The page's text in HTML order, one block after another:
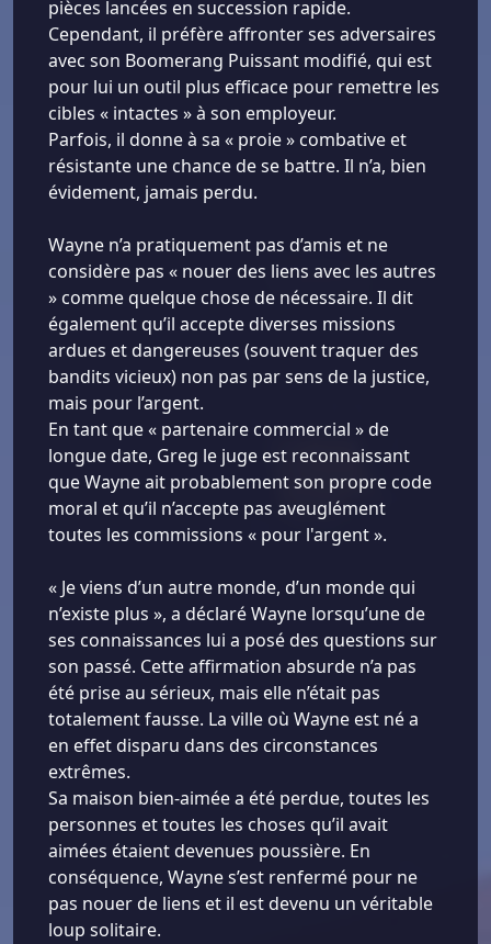
pièces lancées en succession rapide.
Cependant, il préfère affronter ses adversaires
avec son Boomerang Puissant modifié, qui est
pour lui un outil plus efficace pour remettre les
cibles « intactes » à son employeur.
Parfois, il donne à sa « proie » combative et
résistante une chance de se battre. Il n’a, bien
évidement, jamais perdu.
Wayne n’a pratiquement pas d’amis et ne
considère pas « nouer des liens avec les autres
» comme quelque chose de nécessaire. Il dit
également qu’il accepte diverses missions
ardues et dangereuses (souvent traquer des
bandits vicieux) non pas par sens de la justice,
mais pour l’argent.
En tant que « partenaire commercial » de
longue date, Greg le juge est reconnaissant
que Wayne ait probablement son propre code
moral et qu’il n’accepte pas aveuglément
toutes les commissions « pour l'argent ».
« Je viens d’un autre monde, d’un monde qui
n’existe plus », a déclaré Wayne lorsqu’une de
ses connaissances lui a posé des questions sur
son passé. Cette affirmation absurde n’a pas
été prise au sérieux, mais elle n’était pas
totalement fausse. La ville où Wayne est né a
en effet disparu dans des circonstances
extrêmes.
Sa maison bien-aimée a été perdue, toutes les
personnes et toutes les choses qu’il avait
aimées étaient devenues poussière. En
conséquence, Wayne s’est renfermé pour ne
pas nouer de liens et il est devenu un véritable
loup solitaire.